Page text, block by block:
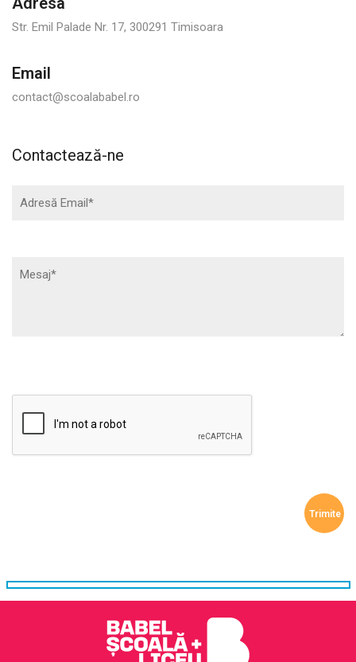
Str. Emil Palade Nr. 17, 300291 Timisoara
Email
contact@scoalababel.ro
Contactează-ne